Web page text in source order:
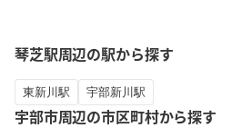
琴芝駅周辺の駅から探す
東新川駅 宇部新川駅
宇部市周辺の市区町村から探す